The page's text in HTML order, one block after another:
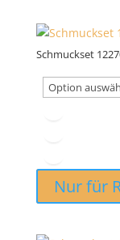
Schmuckset
Nur für